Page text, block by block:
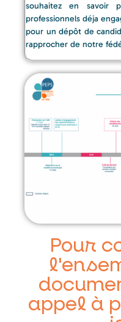
souhaitez en savoir
professionnels déja
pour un dépôt de
rapprocher de notre
Pour
appel à